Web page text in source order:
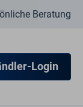
Beratung
Login